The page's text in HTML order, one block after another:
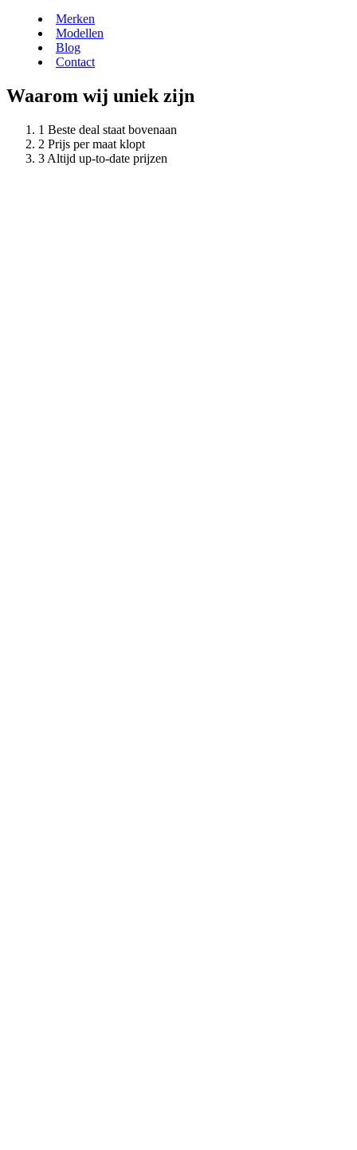
Merken
Modellen
Blog
Contact
Waarom wij uniek zijn
Beste deal staat bovenaan
Prijs per maat klopt
Altijd up-to-date prijzen